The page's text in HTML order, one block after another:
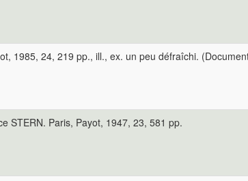
1985, 24, 219 pp., ill., ex. un peu défraîchi.
STERN. Paris, Payot, 1947, 23, 581 pp.